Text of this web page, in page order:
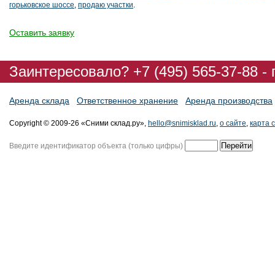
горьковское шоссе, продаю участки.
Оставить заявку
Заинтересовало? +7 (495) 565-37-88
Аренда склада Ответственное хранение Аренда производства
Copyright © 2009-26 «Сними склад.ру», hello@snimisklad.ru, о сайте, карта
Введите идентификатор объекта (только цифры)